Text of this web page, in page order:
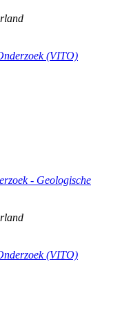
(VITO)
- Geologische
(VITO)